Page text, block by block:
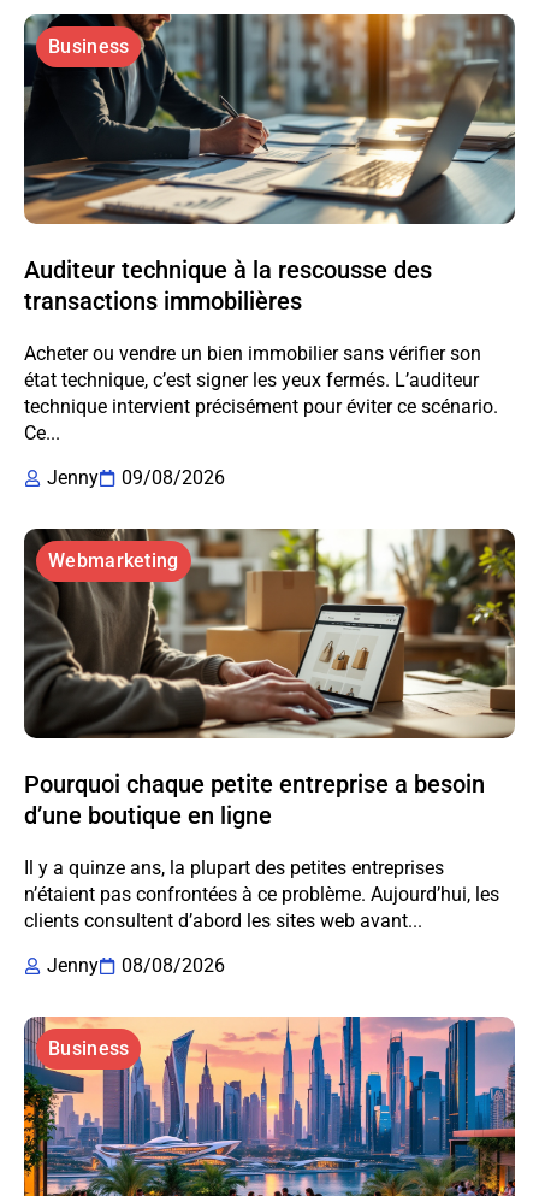
Business
Auditeur technique à la rescousse des
transactions immobilières
Acheter ou vendre un bien immobilier sans vérifier son
état technique, c’est signer les yeux fermés. L’auditeur
technique intervient précisément pour éviter ce scénario.
Ce...
Jenny
09/08/2026
Webmarketing
Pourquoi chaque petite entreprise a besoin
d’une boutique en ligne
Il y a quinze ans, la plupart des petites entreprises
n’étaient pas confrontées à ce problème. Aujourd’hui, les
clients consultent d’abord les sites web avant...
Jenny
08/08/2026
Business